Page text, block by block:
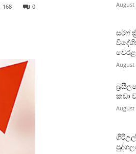
0
168 August
සර්ෆ්
August
කඩා
August